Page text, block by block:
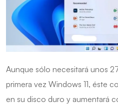
Aunque sólo necesitará unos
primera vez Windows 11, éste
en su disco duro y aumentará